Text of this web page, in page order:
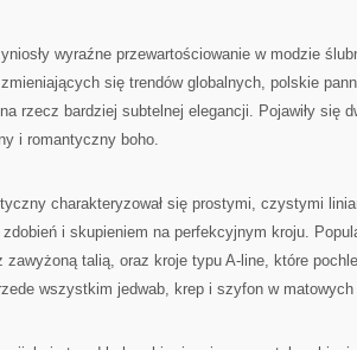
wyraźne przewartościowanie w modzie
się trendów globalnych, polskie
rzecz bardziej subtelnej elegancji. Pojawiły się
i romantyczny boho.
charakteryzował się prostymi, czystymi
i skupieniem na perfekcyjnym kroju.
zawyżoną talią, oraz kroje typu A-line, które
wszystkim jedwab, krep i szyfon w